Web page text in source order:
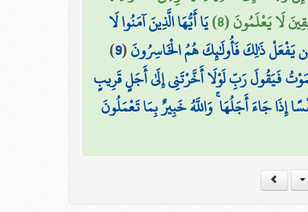
لَا يَعْلَمُونَ (8) يَا أَيُّهَا الَّذِينَ آمَنُوا لَا
يَفْعَلْ ذَٰلِكَ فَأُولَٰئِكَ هُمُ الْخَاسِرُونَ(
9
)
فَيَقُولَ رَبِّ لَوْلَا أَخَّرْتَنِي إِلَىٰ أَجَلٍ قَرِيبٍ
إِذَا جَاءَ أَجَلُهَا ۚ وَاللَّهُ خَبِيرٌ بِمَا تَعْمَلُونَ